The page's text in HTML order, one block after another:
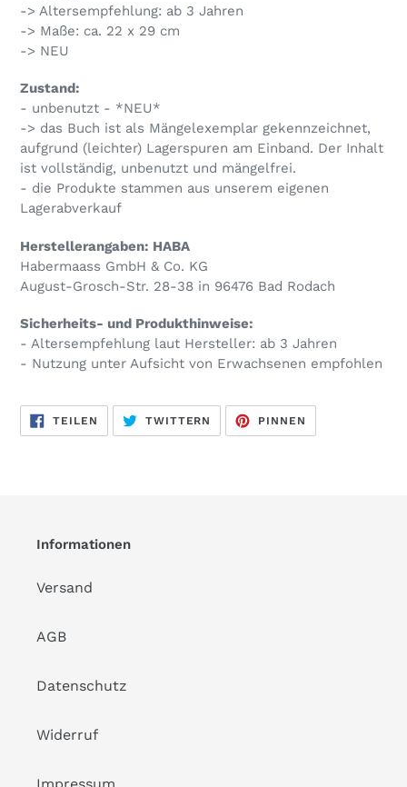
-> Altersempfehlung: ab 3 Jahren
-> Maße: ca. 22 x 29 cm
-> NEU
Zustand:
- unbenutzt - *NEU*
-> das Buch ist als Mängelexemplar gekennzeichnet,
aufgrund (leichter) Lagerspuren am Einband. Der Inhalt
ist vollständig, unbenutzt und mängelfrei.
- die Produkte stammen aus unserem eigenen
Lagerabverkauf
Herstellerangaben: HABA
Habermaass GmbH & Co. KG
August-Grosch-Str. 28-38 in 96476 Bad Rodach
Sicherheits- und Produkthinweise:
- Altersempfehlung laut Hersteller: ab 3 Jahren
- Nutzung unter Aufsicht von Erwachsenen empfohlen
TEILEN
FACEBOOK
TEILEN
TWITTERN
TWITTER
TWITTERN
PINNEN
PINNEN
Informationen
Versand
AGB
Datenschutz
Widerruf